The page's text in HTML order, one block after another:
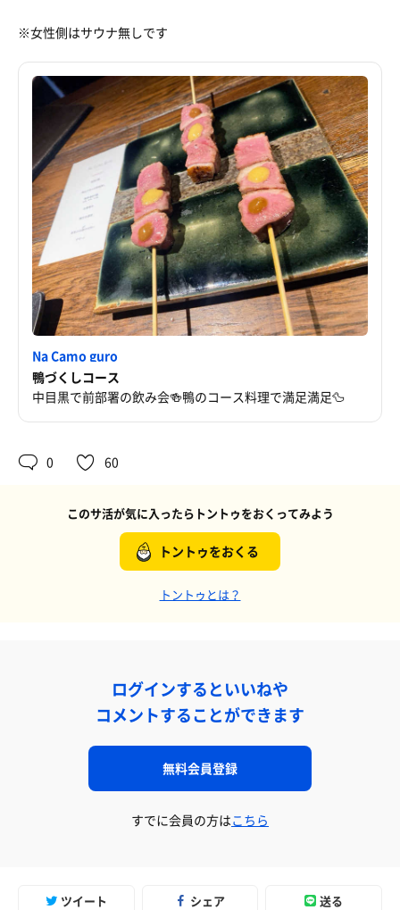
※女性側はサウナ無しです
Na Camo guro
鴨づくしコース
中目黒で前部署の飲み会🍻鴨のコース料理で満足満足🦆
0 60
このサ活が気に入ったらトントゥをおくってみよう
トントゥをおくる
トントゥとは？
ログインするといいねや
コメントすることができます
無料会員登録
すでに会員の方はこちら
ツイート シェア 送る